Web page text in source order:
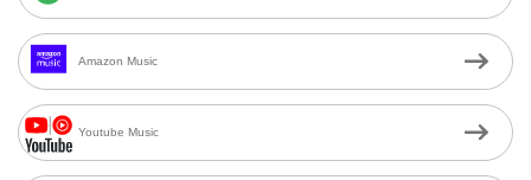
Amazon Music
Youtube Music